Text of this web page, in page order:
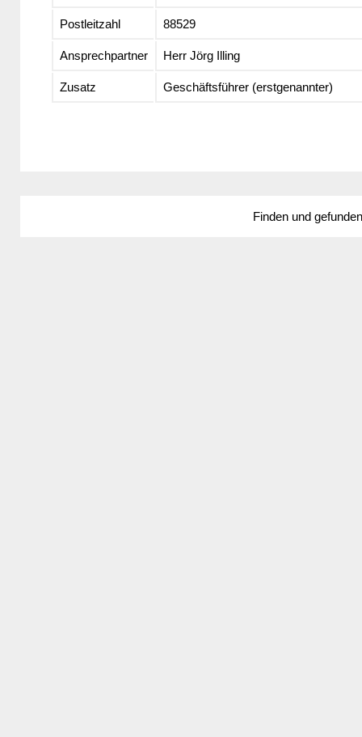
Postleitzahl 88529
Ansprechpartner Herr Jörg Illing
Zusatz Geschäftsführer (erstgenannter)
Finden und